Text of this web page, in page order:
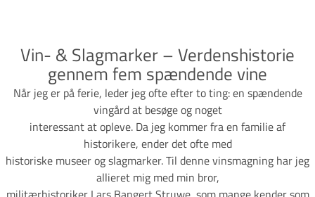
Vin- & Slagmarker – Verdenshistorie
gennem fem spændende vine
Når jeg er på ferie, leder jeg ofte efter to ting: en spændende
vingård at besøge og noget
interessant at opleve. Da jeg kommer fra en familie af
historikere, ender det ofte med
historiske museer og slagmarker. Til denne vinsmagning har jeg
allieret mig med min bror,